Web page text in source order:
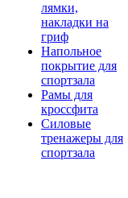
лямки,
накладки на
гриф
Напольное
покрытие для
спортзала
Рамы для
кроссфита
Силовые
тренажеры для
спортзала